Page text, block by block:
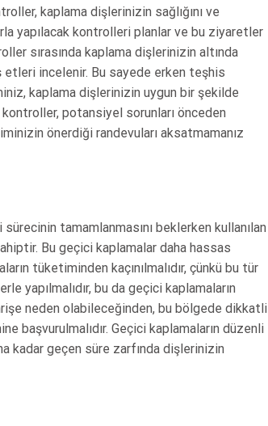
kaplama dişlerinizin sağlığını ve
yapılacak kontrolleri planlar ve bu ziyaretler
sırasında kaplama dişlerinizin altında
etleri incelenir. Bu sayede erken teşhis
kaplama dişlerinizin uygun bir şekilde
potansiyel sorunları önceden
önerdiği randevuları aksatmamanız
tamamlanmasını beklerken kullanılan
Bu geçici kaplamalar daha hassas
tüketiminden kaçınılmalıdır, çünkü bu tür
yapılmalıdır, bu da geçici kaplamaların
neden olabileceğinden, bu bölgede dikkatli
başvurulmalıdır. Geçici kaplamaların düzenli
kadar geçen süre zarfında dişlerinizin